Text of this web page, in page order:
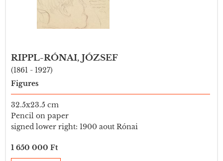
RIPPL-RÓNAI, JÓZSEF
(1861 - 1927)
Figures
32.5x23.5 cm
Pencil on paper
signed lower right: 1900 aout Rónai
1 650 000 Ft